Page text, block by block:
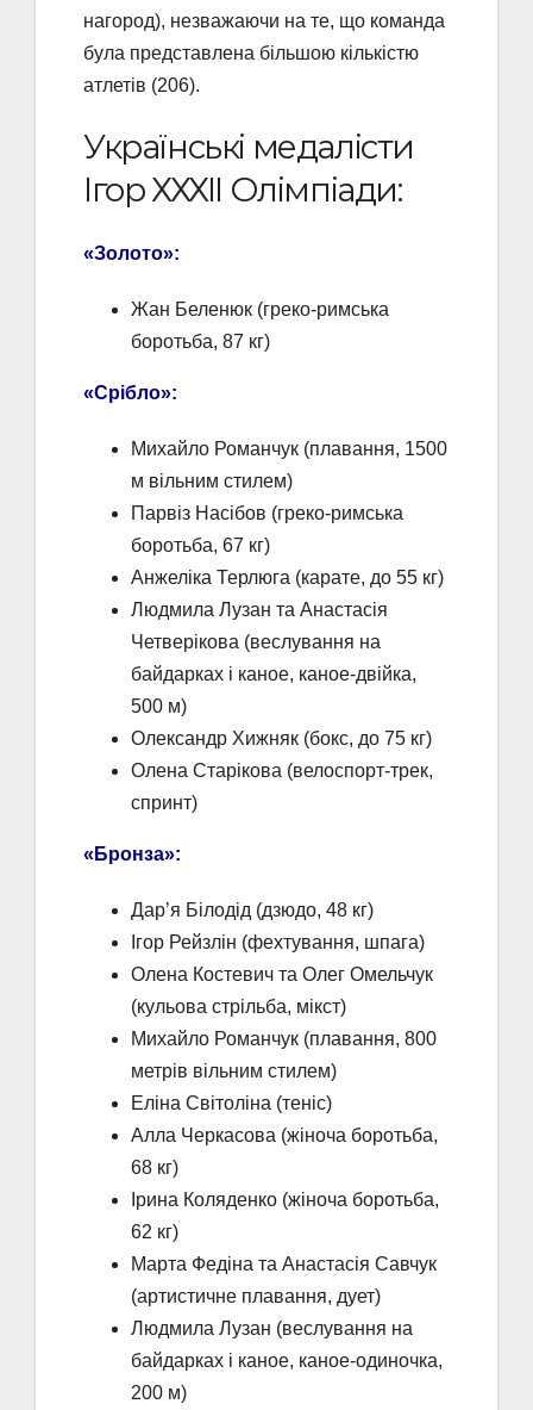
нагород), незважаючи на те, що команда
була представлена більшою кількістю
атлетів (206).
Українські медалісти
Ігор ХХХІІ Олімпіади:
«Золото»:
Жан Беленюк (греко-римська
боротьба, 87 кг)
«Срібло»:
Михайло Романчук (плавання, 1500
м вільним стилем)
Парвіз Насібов (греко-римська
боротьба, 67 кг)
Анжеліка Терлюга (карате, до 55 кг)
Людмила Лузан та Анастасія
Четверікова (веслування на
байдарках і каное, каное-двійка,
500 м)
Олександр Хижняк (бокс, до 75 кг)
Олена Старікова (велоспорт-трек,
спринт)
«Бронза»:
Дар’я Білодід (дзюдо, 48 кг)
Ігор Рейзлін (фехтування, шпага)
Олена Костевич та Олег Омельчук
(кульова стрільба, мікст)
Михайло Романчук (плавання, 800
метрів вільним стилем)
Еліна Світоліна (теніс)
Алла Черкасова (жіноча боротьба,
68 кг)
Ірина Коляденко (жіноча боротьба,
62 кг)
Марта Федіна та Анастасія Савчук
(артистичне плавання, дует)
Людмила Лузан (веслування на
байдарках і каное, каное-одиночка,
200 м)